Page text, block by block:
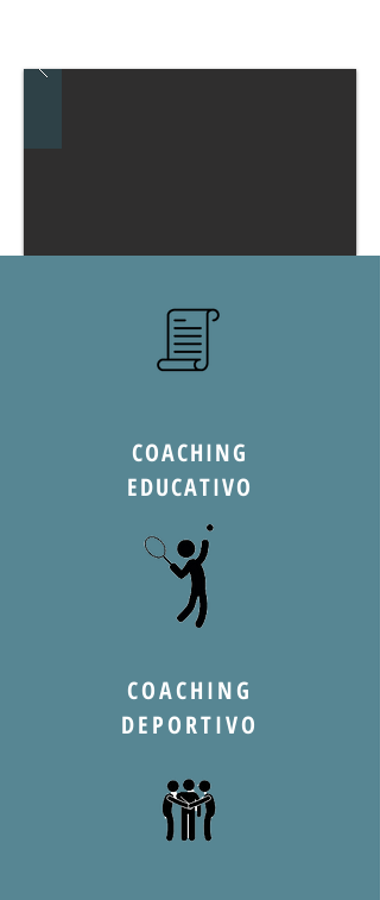
COACHING
EDUCATIVO
COACHING
DEPORTIVO